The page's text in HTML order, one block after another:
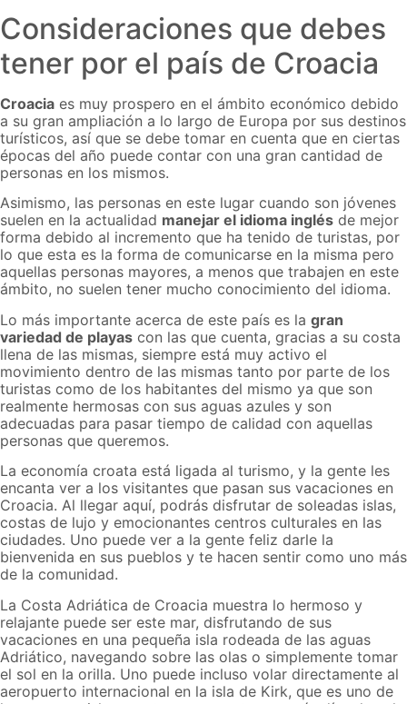
Consideraciones que debes
tener por el país de Croacia
Croacia es muy prospero en el ámbito económico debido
a su gran ampliación a lo largo de Europa por sus destinos
turísticos, así que se debe tomar en cuenta que en ciertas
épocas del año puede contar con una gran cantidad de
personas en los mismos.
Asimismo, las personas en este lugar cuando son jóvenes
suelen en la actualidad manejar el idioma inglés de mejor
forma debido al incremento que ha tenido de turistas, por
lo que esta es la forma de comunicarse en la misma pero
aquellas personas mayores, a menos que trabajen en este
ámbito, no suelen tener mucho conocimiento del idioma.
Lo más importante acerca de este país es la gran
variedad de playas con las que cuenta, gracias a su costa
llena de las mismas, siempre está muy activo el
movimiento dentro de las mismas tanto por parte de los
turistas como de los habitantes del mismo ya que son
realmente hermosas con sus aguas azules y son
adecuadas para pasar tiempo de calidad con aquellas
personas que queremos.
La economía croata está ligada al turismo, y la gente les
encanta ver a los visitantes que pasan sus vacaciones en
Croacia. Al llegar aquí, podrás disfrutar de soleadas islas,
costas de lujo y emocionantes centros culturales en las
ciudades. Uno puede ver a la gente feliz darle la
bienvenida en sus pueblos y te hacen sentir como uno más
de la comunidad.
La Costa Adriática de Croacia muestra lo hermoso y
relajante puede ser este mar, disfrutando de sus
vacaciones en una pequeña isla rodeada de las aguas
Adriático, navegando sobre las olas o simplemente tomar
el sol en la orilla. Uno puede incluso volar directamente al
aeropuerto internacional en la isla de Kirk, que es uno de